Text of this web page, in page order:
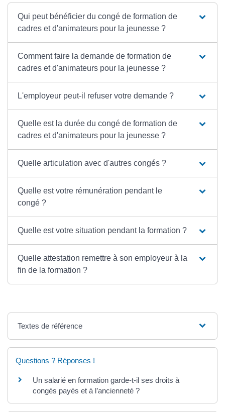
Qui peut bénéficier du congé de formation de
cadres et d'animateurs pour la jeunesse ?
Comment faire la demande de formation de
cadres et d'animateurs pour la jeunesse ?
L'employeur peut-il refuser votre demande ?
Quelle est la durée du congé de formation de
cadres et d'animateurs pour la jeunesse ?
Quelle articulation avec d'autres congés ?
Quelle est votre rémunération pendant le
congé ?
Quelle est votre situation pendant la formation ?
Quelle attestation remettre à son employeur à la
fin de la formation ?
Textes de référence
Questions ? Réponses !
Un salarié en formation garde-t-il ses droits à
congés payés et à l’ancienneté ?